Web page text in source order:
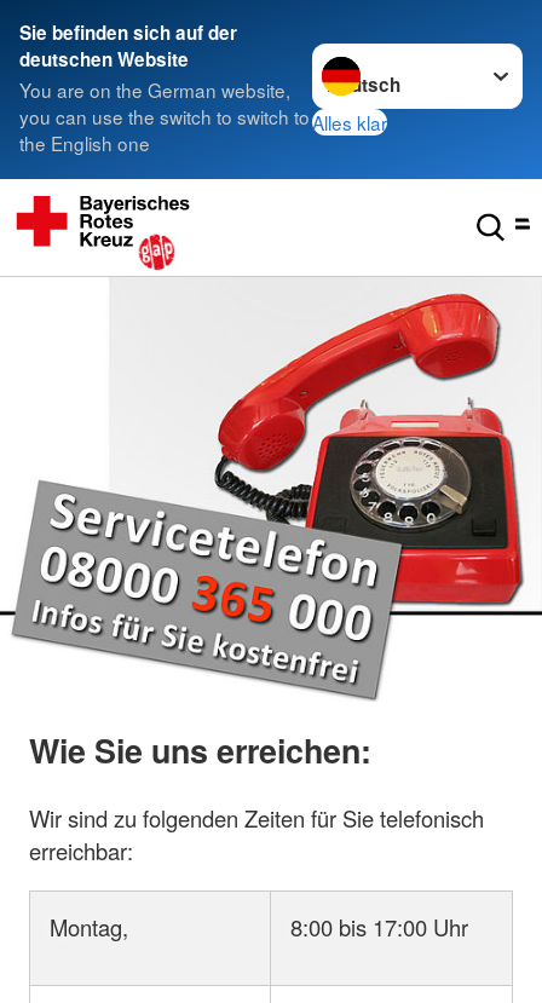
Sie befinden sich auf der
deutschen Website
You are on the German website,
you can use the switch to switch to
the English one
Sprache wechseln zu
Alles klar
Wie Sie uns erreichen:
Wir sind zu folgenden Zeiten für Sie telefonisch
erreichbar:
Montag, 8:00 bis 17:00 Uhr